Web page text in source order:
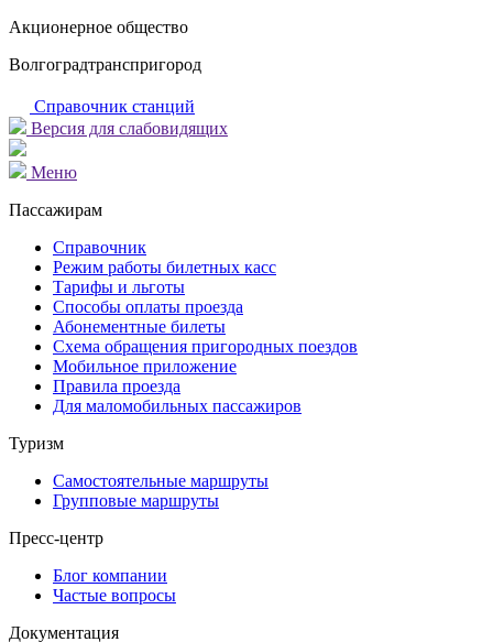
Акционерное общество
Волгоградтранспригород
Справочник станций
Версия для слабовидящих
Меню
Пассажирам
Справочник
Режим работы билетных касс
Тарифы и льготы
Способы оплаты проезда
Абонементные билеты
Схема обращения пригородных поездов
Мобильное приложение
Правила проезда
Для маломобильных пассажиров
Туризм
Самостоятельные маршруты
Групповые маршруты
Пресс-центр
Блог компании
Частые вопросы
Документация